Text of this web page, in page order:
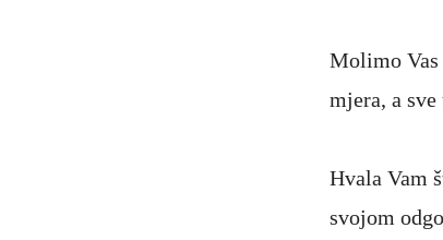
Molimo Vas
mjera, a
Hvala Vam
svojom